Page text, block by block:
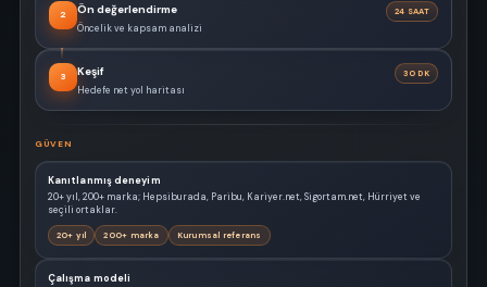
2 Ön değerlendirme 24 SAAT
Öncelik ve kapsam analizi
3 Keşif 30 DK
Hedefe net yol haritası
GÜVEN
Kanıtlanmış deneyim
20+ yıl, 200+ marka; Hepsiburada, Paribu, Kariyer.net, Sigortam.net, Hürriyet ve
seçili ortaklar.
20+ yıl 200+ marka Kurumsal referans
Çalışma modeli